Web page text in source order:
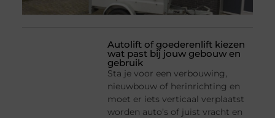
Autolift of goederenlift kiezen
wat past bij jouw gebouw en
gebruik
Sta je voor een verbouwing,
nieuwbouw of herinrichting en
moet er iets verticaal verplaatst
worden auto’s of juist vracht en